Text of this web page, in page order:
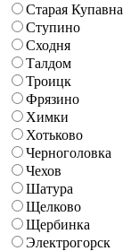
Старая Купавна
Ступино
Сходня
Талдом
Троицк
Фрязино
Химки
Хотьково
Черноголовка
Чехов
Шатура
Щелково
Щербинка
Электрогорск